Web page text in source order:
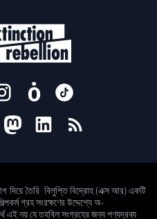
ON
দিয়ে তৈরি বিলুপ্তি বিদ্রোহ (এক্স আর) একটি
গ্রহ সংরক্ষণের উদ্দেশ্যে অ-
এই নয় যে তহবিল সংগ্রহের জন্য পণ্যদ্রব্য